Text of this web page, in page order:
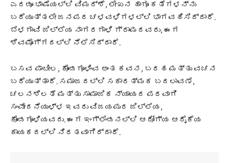
ಎರಡೂ ಭಾಷೆಯಲ್ಲಿ ವಿಮರ್ಶೆ, ಲೇಖನ ಹಾಗೂ ಕತೆಗಳನ್ನು
ಬರೆಯುತ್ತಲೇ ಜನಪರ ಚಳವಳಿಗಳಲ್ಲಿ ಭಾಗವಹಿಸಿದ್ದಾರೆ.
ಬೆಳಗಾವಿ ಜಿಲ್ಲೆಯ ನಾಗರಗಾಳಿ ಗ್ರಾಮದವರು, ಈಗ
ಶಿವಮೊಗ್ಗದಲ್ಲಿ ನೆಲೆಸಿದ್ದಾರೆ.
ಬಸವ ಪಾಟೀಲ, ಕೊಂಡಗೂಳಿಂವ ಅಂತ ಕವನ, ಬರಹ ಮತ್ತು ವಚನ
ಬರೆಯುತ್ತಾರೆ. ಸಮಾಜದಲ್ಲಿ ಸಕಾರತ್ಮಕ ಬದಲಾವಣೆ,
ಚಲನಶಿಲತೆ ಮತ್ತು ಸಾಮಾಜಿಕ ನ್ಯಾಯದ ಪರವಾಗಿ
ಸಂವೇದನೆಯುಳ್ಳ ಇವರು ವಿಜಯಪುರ ಜಿಲ್ಲೆಯ,
ಕೊಂಡಗೂಳಿಯವರು. ಈಗ ಇಂಗ್ಲೆಂಡನಲ್ಲಿ ಆರೋಗ್ಯ ಆರೈಕೆಯ
ಕಾಯಕದಲ್ಲಿ ನಿರತವಾಗಿದ್ದಾರೆ.